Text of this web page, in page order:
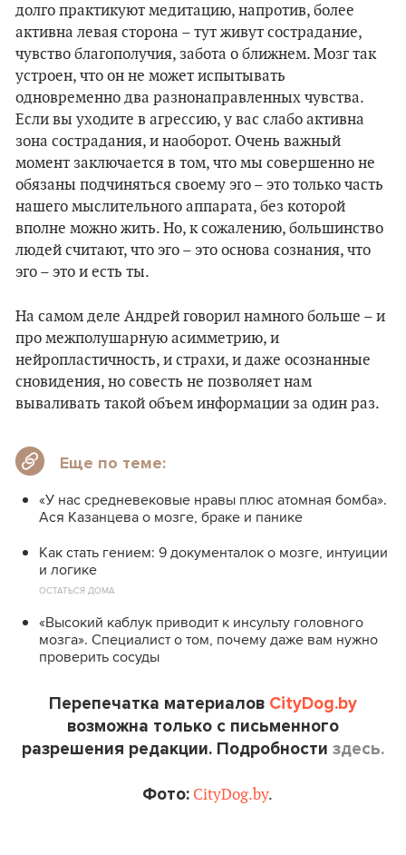
долго практикуют медитацию, напротив, более
активна левая сторона – тут живут сострадание,
чувство благополучия, забота о ближнем. Мозг так
устроен, что он не может испытывать
одновременно два разнонаправленных чувства.
Если вы уходите в агрессию, у вас слабо активна
зона сострадания, и наоборот. Очень важный
момент заключается в том, что мы совершенно не
обязаны подчиняться своему эго – это только часть
нашего мыслительного аппарата, без которой
вполне можно жить. Но, к сожалению, большинство
людей считают, что эго – это основа сознания, что
эго – это и есть ты.
На самом деле Андрей говорил намного больше – и
про межполушарную асимметрию, и
нейропластичность, и страхи, и даже осознанные
сновидения, но совесть не позволяет нам
вываливать такой объем информации за один раз.
Еще по теме:
«У нас средневековые нравы плюс атомная бомба».
Ася Казанцева о мозге, браке и панике
Как стать гением: 9 документалок о мозге, интуиции
и логике
ОСТАТЬСЯ ДОМА
«Высокий каблук приводит к инсульту головного
мозга». Специалист о том, почему даже вам нужно
проверить сосуды
Перепечатка материалов CityDog.by
возможна только с письменного
разрешения редакции. Подробности здесь.
Фото: CityDog.by.